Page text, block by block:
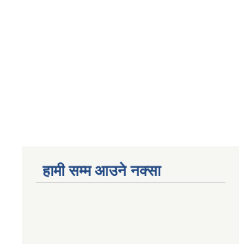
हामी सम्म आउने नक्सा